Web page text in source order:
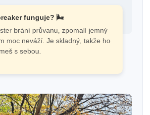
funguje? 🌬️
brání průvanu, zpomalí jemný
moc neváží. Je skladný, takže ho
s sebou.